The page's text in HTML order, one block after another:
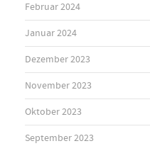
Februar 2024
Januar 2024
Dezember 2023
November 2023
Oktober 2023
September 2023